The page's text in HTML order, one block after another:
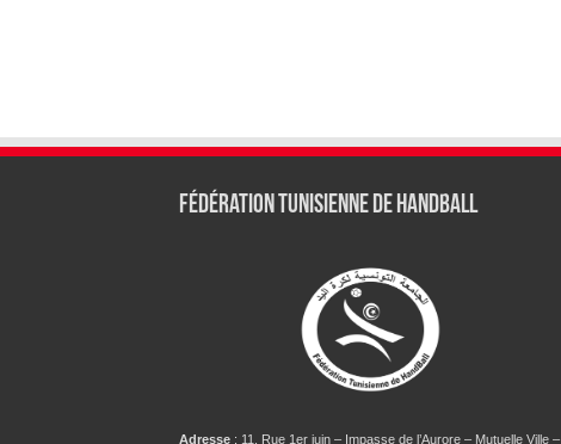
Fédération tunisienne de Handball
Adresse: 11, Rue 1er juin – Impasse de l’Aurore – Mutuelle Ville –